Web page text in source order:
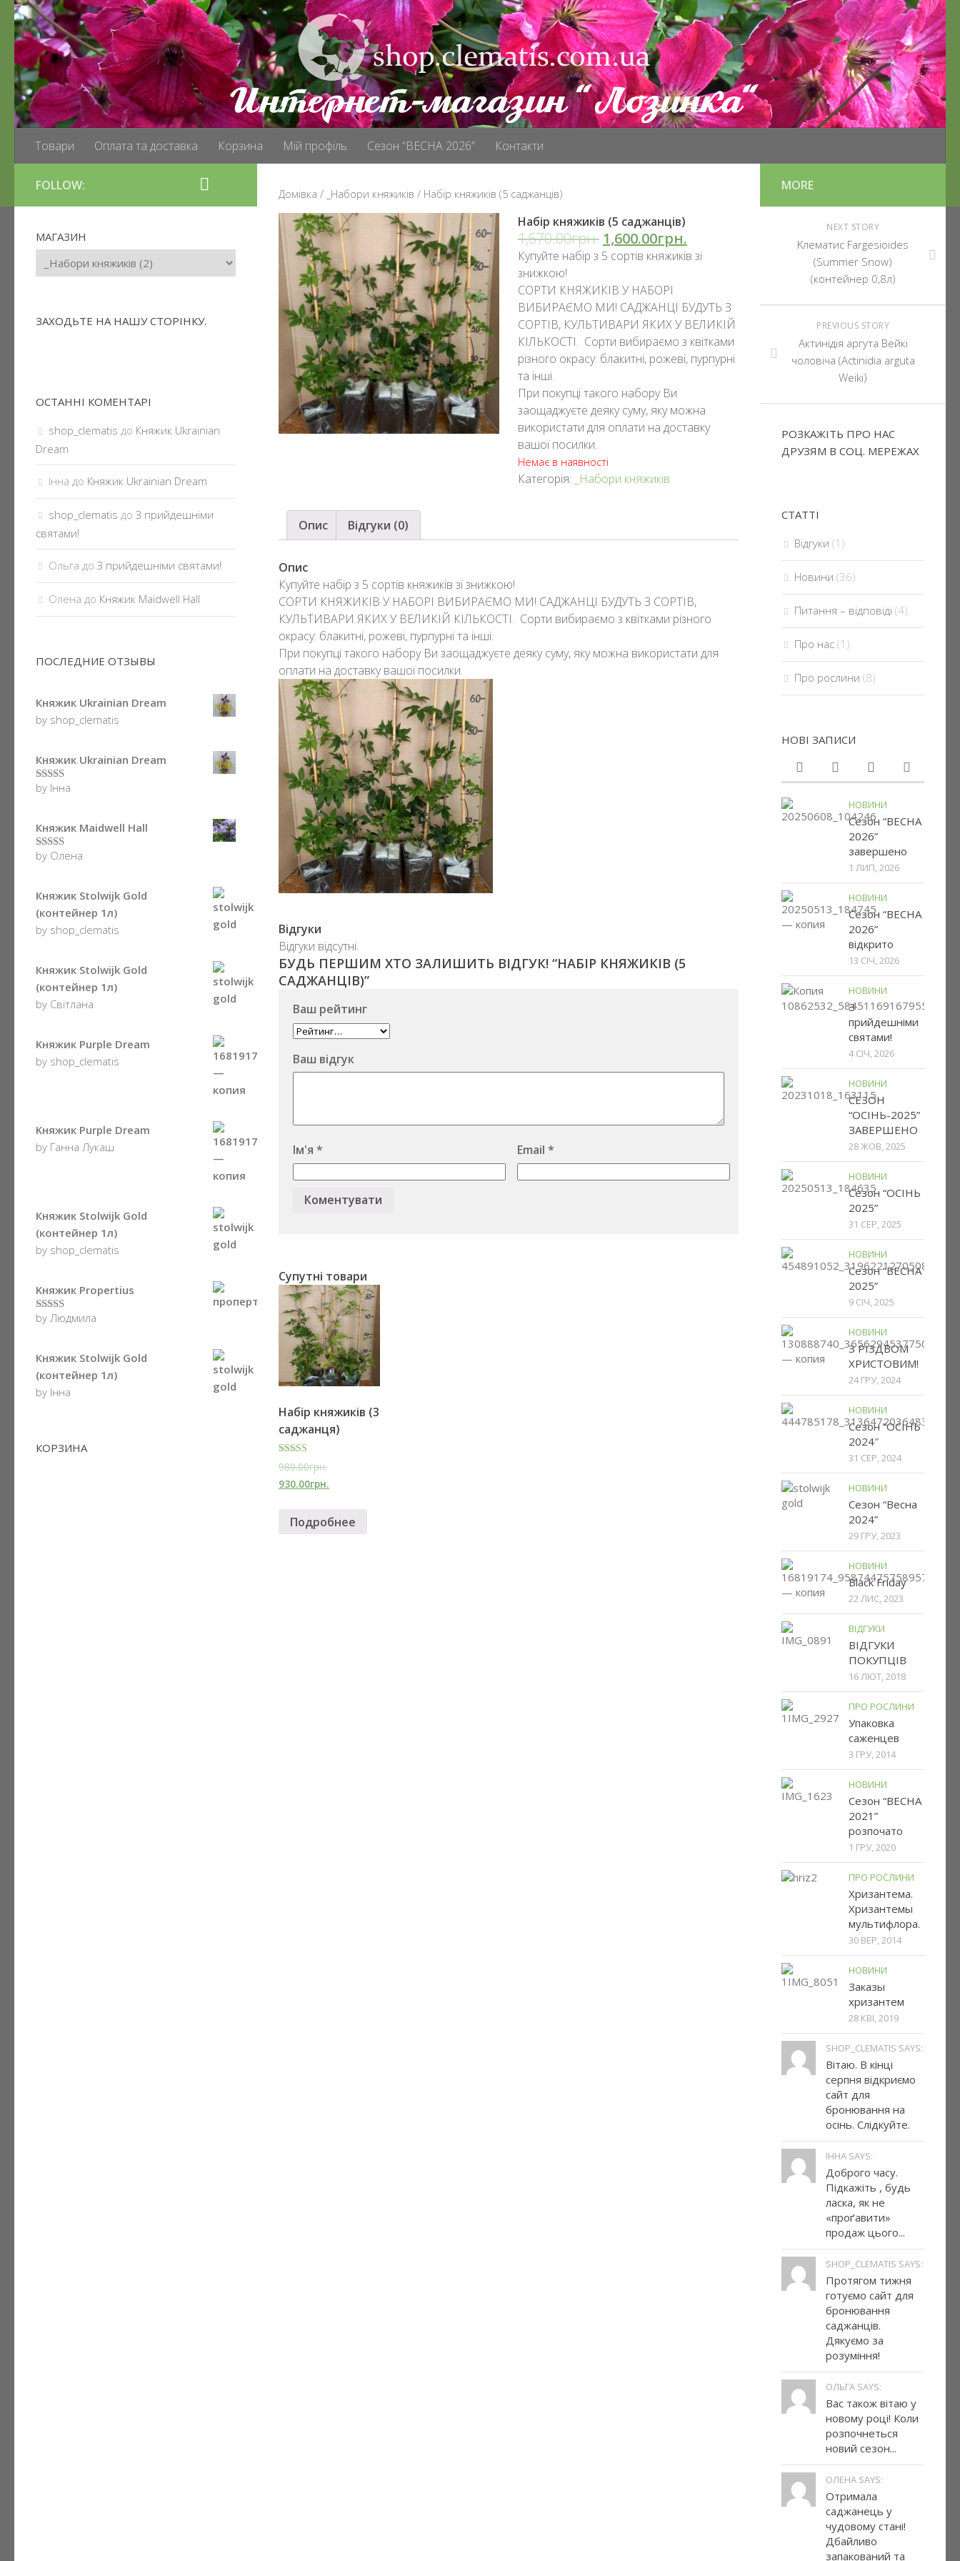
Товари Оплата та доставка Корзина Мій профіль Сезон “ВЕСНА 2026” Контакти
Домівка / _Hабори княжиків / Набір княжиків (5 саджанців)
Набір княжиків (5 саджанців)
1,670.00грн. 1,600.00грн.
Купуйте набір з 5 сортів княжиків зі
знижкою!
СОРТИ КНЯЖИКІВ У НАБОРІ
ВИБИРАЄМО МИ! САДЖАНЦІ БУДУТЬ З
СОРТІВ, КУЛЬТИВАРИ ЯКИХ У ВЕЛИКІЙ
КІЛЬКОСТІ. Сорти вибираємо з квітками
різного окрасу: блакитні, рожеві, пурпурні
та інші.
При покупці такого набору Ви
заощаджуєте деяку суму, яку можна
використати для оплати на доставку
вашої посилки.
Немає в наявності
Категорія: _Hабори княжиків
Опис Відгуки (0)
Опис
Купуйте набір з 5 сортів княжиків зі знижкою!
СОРТИ КНЯЖИКІВ У НАБОРІ ВИБИРАЄМО МИ! САДЖАНЦІ БУДУТЬ З СОРТІВ,
КУЛЬТИВАРИ ЯКИХ У ВЕЛИКІЙ КІЛЬКОСТІ. Сорти вибираємо з квітками різного
окрасу: блакитні, рожеві, пурпурні та інші.
При покупці такого набору Ви заощаджуєте деяку суму, яку можна використати для
оплати на доставку вашої посилки.
Відгуки
Відгуки відсутні.
БУДЬ ПЕРШИМ ХТО ЗАЛИШИТЬ ВІДГУК! “НАБІР КНЯЖИКІВ (5
САДЖАНЦІВ)”
Ваш рейтинг
Ваш відгук
Ім'я * Email*
Супутні товари
Hабір княжиків (3
саджанця)
5.00
з 5
980.00грн.
930.00грн.
Подробнее
FOLLOW:
МАГАЗИН
ЗАХОДЬТЕ НА НАШУ СТОРІНКУ.
ОСТАННІ КОМЕНТАРІ
shop_clematis до Княжик Ukrainian
Dream
Інна до Княжик Ukrainian Dream
shop_clematis до З прийдешніми
святами!
Ольга до З прийдешніми святами!
Олена до Княжик Maidwell Hall
ПОСЛЕДНИЕ ОТЗЫВЫ
Княжик Ukrainian Dream
by shop_clematis
Княжик Ukrainian Dream
5з 5
by Інна
Княжик Maidwell Hall
5з 5
by Олена
Княжик Stolwijk Gold
(контейнер 1л)
by shop_clematis
Княжик Stolwijk Gold
(контейнер 1л)
by Світлана
Kняжик Purple Dream
by shop_clematis
Kняжик Purple Dream
by Ганна Лукаш
Княжик Stolwijk Gold
(контейнер 1л)
by shop_clematis
Kняжик Propertius
5з 5
by Людмила
Княжик Stolwijk Gold
(контейнер 1л)
by Інна
КОРЗИНА
MORE
NEXT STORY
Kлематис Fargesioides
(Summer Snow)
(контейнер 0,8л)
PREVIOUS STORY
Aктинідія аргута Вейкі
чоловіча (Actinidia arguta
Weiki)
РОЗКАЖІТЬ ПРО НАС
ДРУЗЯМ В СОЦ. МЕРЕЖАХ
СТАТТІ
Відгуки (1)
Новини (36)
Питання – відповіді (4)
Про нас (1)
Про рослини (8)
НОВІ ЗАПИСИ
НОВИНИ
Сезон “ВЕСНА
2026”
завершено
1 ЛИП, 2026
НОВИНИ
Сезон “ВЕСНА
2026”
відкрито
13 СІЧ, 2026
НОВИНИ
З
прийдешніми
святами!
4 СІЧ, 2026
НОВИНИ
СЕЗОН
“ОСІНЬ-2025”
ЗАВЕРШЕНО
28 ЖОВ, 2025
НОВИНИ
Сезон “ОСІНЬ
2025”
31 СЕР, 2025
НОВИНИ
Сезон “ВЕСНА
2025”
9 СІЧ, 2025
НОВИНИ
З РІЗДВОМ
ХРИСТОВИМ!
24 ГРУ, 2024
НОВИНИ
Сезон ”ОСІНЬ
2024″
31 СЕР, 2024
НОВИНИ
Сезон “Весна
2024”
29 ГРУ, 2023
НОВИНИ
Black Friday
22 ЛИС, 2023
ВІДГУКИ
ВІДГУКИ
ПОКУПЦІВ
16 ЛЮТ, 2018
ПРО РОСЛИНИ
Упаковка
саженцев
3 ГРУ, 2014
НОВИНИ
Сезон “ВЕСНА
2021”
розпочато
1 ГРУ, 2020
ПРО РОСЛИНИ
Хризантема.
Хризантемы
мультифлора.
30 ВЕР, 2014
НОВИНИ
Заказы
хризантем
28 КВІ, 2019
SHOP_CLEMATIS SAYS:
Вітаю. В кінці
серпня відкриємо
сайт для
бронювання на
осінь. Слідкуйте.
ІННА SAYS:
Доброго часу.
Підкажіть , будь
ласка, як не
«проґавити»
продаж цього...
SHOP_CLEMATIS SAYS:
Протягом тижня
готуємо сайт для
бронювання
саджанців.
Дякуємо за
розуміння!
ОЛЬГА SAYS:
Вас також вітаю у
новому році! Коли
розпочнеться
новий сезон...
ОЛЕНА SAYS:
Отримала
саджанець у
чудовому стані!
Дбайливо
запакований та